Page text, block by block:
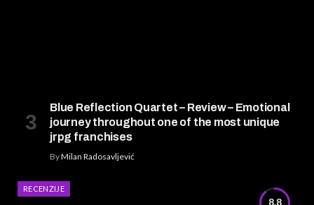
Blue Reflection Quartet – Review – Emotional
journey throughout one of the most unique
jrpg franchises
ByMilan Radosavljević
8.8
RECENZIJE